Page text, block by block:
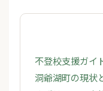
不登校支援ガイ
洞爺湖町の現状